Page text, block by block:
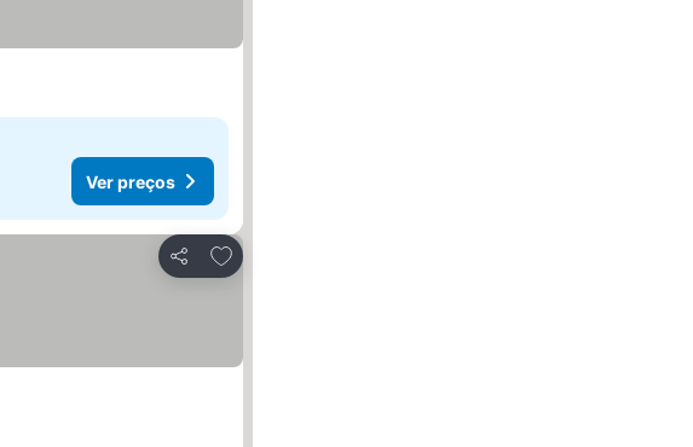
Ver preços
Partilhar
Adicionar aos favoritos